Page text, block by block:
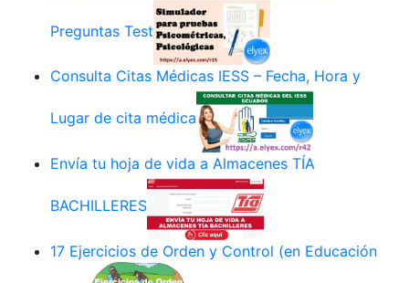
Preguntas Test
Consulta Citas Médicas IESS – Fecha, Hora y
Lugar de cita médica
Envía tu hoja de vida a Almacenes TÍA
BACHILLERES
17 Ejercicios de Orden y Control (en Educación